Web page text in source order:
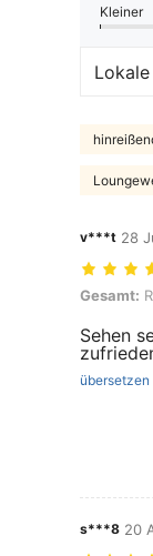
Kleiner
v***t 28
Gesamt:
Gesamt:
Sehen
übersetzen
s***8 20